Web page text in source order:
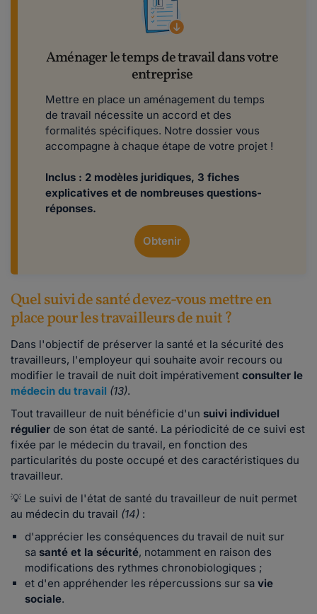
Aménager le temps de travail dans votre
entreprise
Mettre en place un aménagement du temps
de travail nécessite un accord et des
formalités spécifiques. Notre dossier vous
accompagne à chaque étape de votre projet !
Inclus : 2 modèles juridiques, 3 fiches
explicatives et de nombreuses questions-
réponses.
Obtenir
Quel suivi de santé devez-vous mettre en
place pour les travailleurs de nuit ?
Dans l'objectif de préserver la santé et la sécurité des
travailleurs, l'employeur qui souhaite avoir recours ou
modifier le travail de nuit doit impérativement consulter le
médecin du travail (13).
Tout travailleur de nuit bénéficie d'un suivi individuel
régulier de son état de santé. La périodicité de ce suivi est
fixée par le médecin du travail, en fonction des
particularités du poste occupé et des caractéristiques du
travailleur.
💡 Le suivi de l'état de santé du travailleur de nuit permet
au médecin du travail (14) :
d'apprécier les conséquences du travail de nuit sur
sa santé et la sécurité, notamment en raison des
modifications des rythmes chronobiologiques ;
et d'en appréhender les répercussions sur sa vie
sociale.